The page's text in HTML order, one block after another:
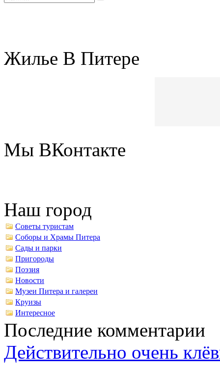
Жилье В Питере
Мы ВКонтакте
Наш город
Советы туристам
Соборы и Храмы Питера
Сады и парки
Пригороды
Поэзия
Новости
Музеи Питера и галереи
Круизы
Интересное
Последние комментарии
Действительно очень